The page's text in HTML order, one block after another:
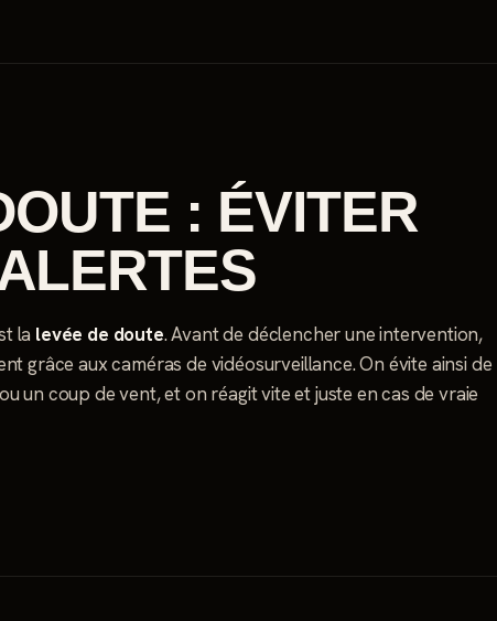
: ÉVITER
la levée de doute. Avant de déclencher une intervention,
grâce aux caméras de vidéosurveillance. On évite ainsi de
un coup de vent, et on réagit vite et juste en cas de vraie